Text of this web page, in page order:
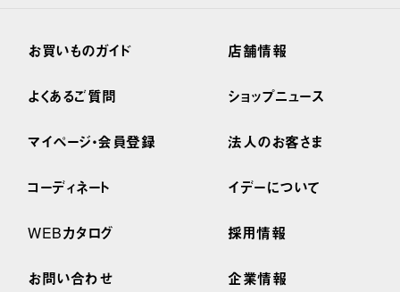
お買いものガイド
よくあるご質問
マイページ・会員登録
コーディネート
WEBカタログ
お問い合わせ
店舗情報
ショップニュース
法人のお客さま
イデーについて
採用情報
企業情報